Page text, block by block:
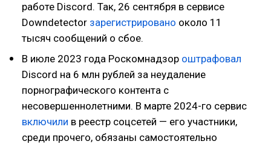
работе Discord. Так, 26 сентября в сервисе
Downdetector зарегистрировано около 11
тысяч сообщений о сбое.
В июле 2023 года Роскомнадзор оштрафовал
Discord на 6 млн рублей за неудаление
порнографического контента с
несовершеннолетними. В марте 2024-го сервис
включили в реестр соцсетей — его участники,
среди прочего, обязаны самостоятельно